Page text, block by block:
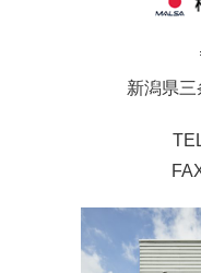
新潟県